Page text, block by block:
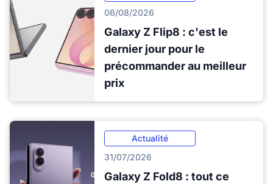
06/08/2026
Galaxy Z Flip8 : c'est le
dernier jour pour le
précommander au meilleur
prix
Actualité
31/07/2026
Galaxy Z Fold8 : tout ce